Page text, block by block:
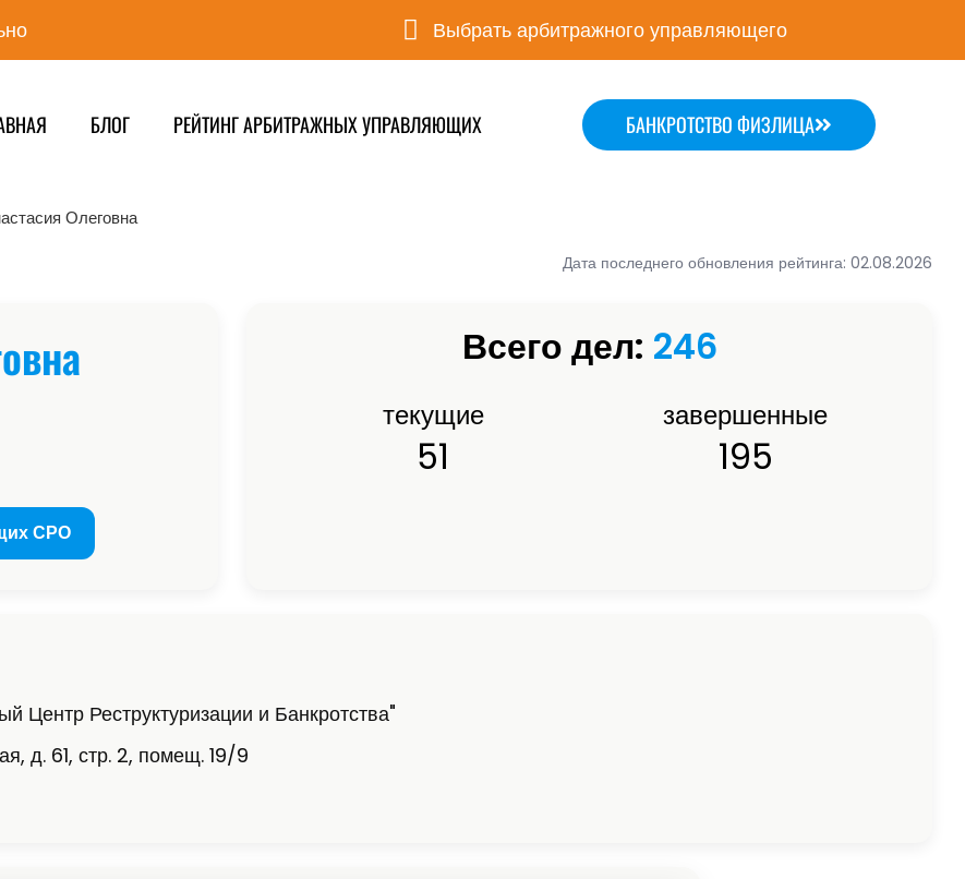
Выбрать арбитражного управляющего
БЛОГ РЕЙТИНГ АРБИТРАЖНЫХ УПРАВЛЯЮЩИХ БАНКРОТСТВО ФИЗЛИЦА
Олеговна
Дата последнего обновления рейтинга: 02.08.2026
СРО
Всего дел: 246
текущие
51
завершенные
195
Реструктуризации и Банкротства"
д. 61, стр. 2, помещ. 19/9